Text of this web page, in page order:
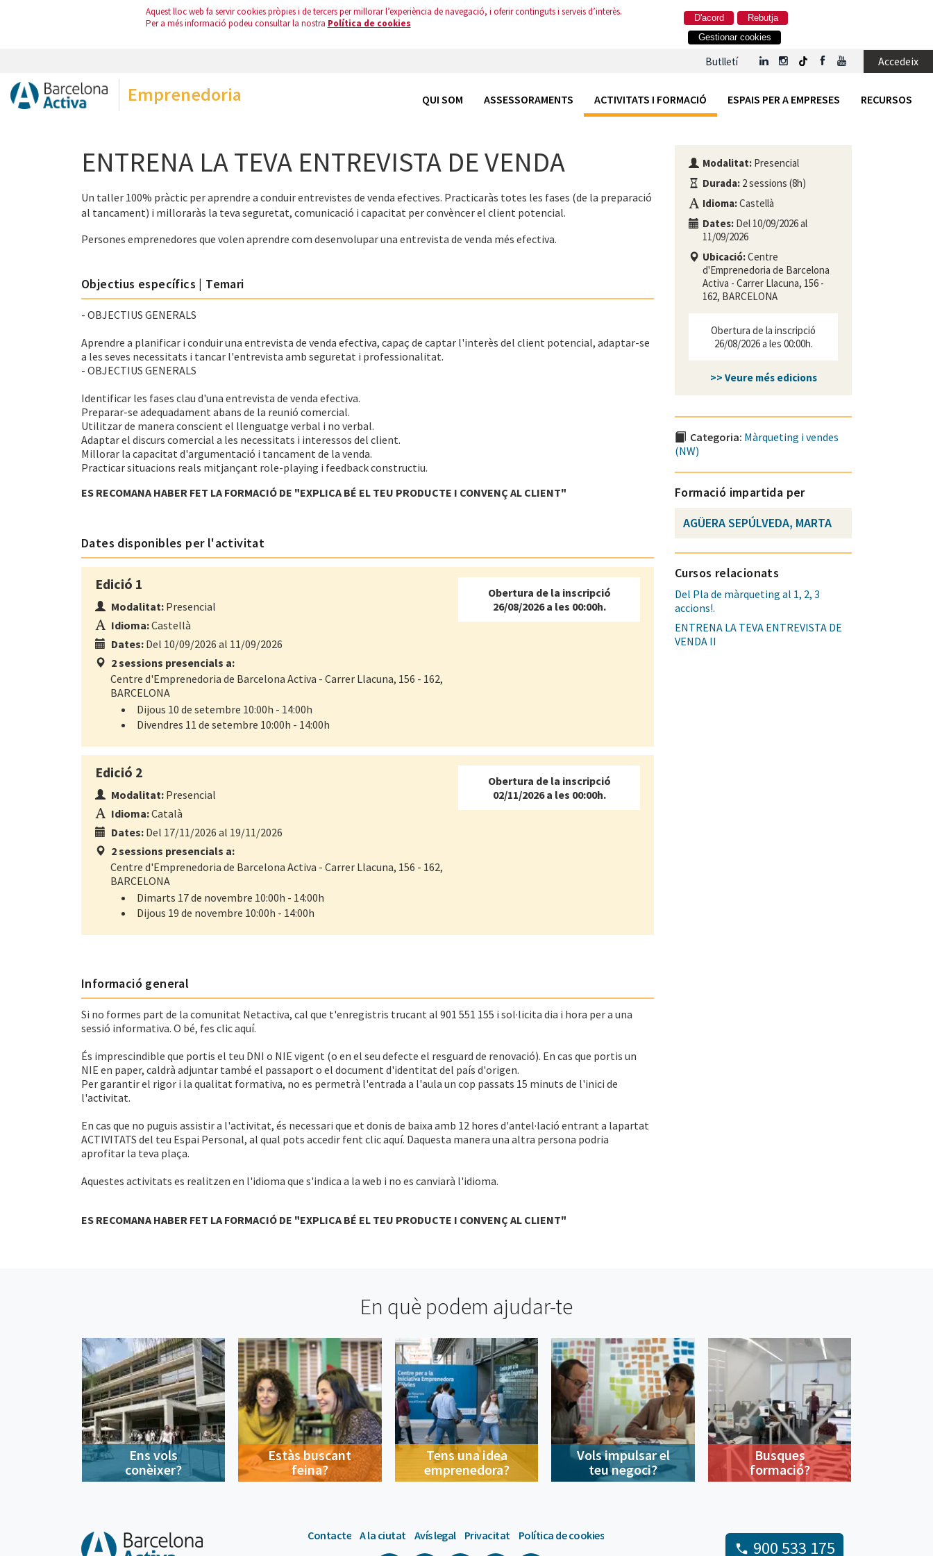
Aquest lloc web fa servir cookies pròpies i de tercers per millorar l’experiència de navegació, i oferir continguts i serveis d’interès.
Per a més informació podeu consultar la nostra Política de cookies Rebutja
D'acord
Gestionar cookies
Butlletí Accedeix
Emprenedoria QUI SOM ASSESSORAMENTS ACTIVITATS I FORMACIÓ ESPAIS PER A EMPRESES RECURSOS
ENTRENA LA TEVA ENTREVISTA DE VENDA
Un taller 100% pràctic per aprendre a conduir entrevistes de venda efectives. Practicaràs totes les fases (de la preparació
al tancament) i milloraràs la teva seguretat, comunicació i capacitat per convèncer el client potencial.
Persones emprenedores que volen aprendre com desenvolupar una entrevista de venda més efectiva.
Objectius específics | Temari
- OBJECTIUS GENERALS
Aprendre a planificar i conduir una entrevista de venda efectiva, capaç de captar l'interès del client potencial, adaptar-se
a les seves necessitats i tancar l'entrevista amb seguretat i professionalitat.
- OBJECTIUS GENERALS
Identificar les fases clau d'una entrevista de venda efectiva.
Preparar-se adequadament abans de la reunió comercial.
Utilitzar de manera conscient el llenguatge verbal i no verbal.
Adaptar el discurs comercial a les necessitats i interessos del client.
Millorar la capacitat d'argumentació i tancament de la venda.
Practicar situacions reals mitjançant role-playing i feedback constructiu.
ES RECOMANA HABER FET LA FORMACIÓ DE "EXPLICA BÉ EL TEU PRODUCTE I CONVENÇ AL CLIENT"
Dates disponibles per l'activitat
Edició 1
Modalitat: Presencial
Idioma:Castellà
Dates: Del 10/09/2026 al 11/09/2026
2 sessions presencials a:
Centre d'Emprenedoria de Barcelona Activa - Carrer Llacuna, 156 - 162,
BARCELONA
Dijous 10 de setembre 10:00h - 14:00h
Divendres 11 de setembre 10:00h - 14:00h
Obertura de la inscripció
26/08/2026 a les 00:00h.
Edició 2
Modalitat: Presencial
Idioma:Català
Dates: Del 17/11/2026 al 19/11/2026
2 sessions presencials a:
Centre d'Emprenedoria de Barcelona Activa - Carrer Llacuna, 156 - 162,
BARCELONA
Dimarts 17 de novembre 10:00h - 14:00h
Dijous 19 de novembre 10:00h - 14:00h
Obertura de la inscripció
02/11/2026 a les 00:00h.
Informació general
Si no formes part de la comunitat Netactiva, cal que t'enregistris trucant al 901 551 155 i sol·licita dia i hora per a una
sessió informativa. O bé, fes clic aquí.
És imprescindible que portis el teu DNI o NIE vigent (o en el seu defecte el resguard de renovació). En cas que portis un
NIE en paper, caldrà adjuntar també el passaport o el document d'identitat del país d'origen.
Per garantir el rigor i la qualitat formativa, no es permetrà l'entrada a l'aula un cop passats 15 minuts de l'inici de
l'activitat.
En cas que no puguis assistir a l'activitat, és necessari que et donis de baixa amb 12 hores d'antel·lació entrant a lapartat
ACTIVITATS del teu Espai Personal, al qual pots accedir fent clic aquí. Daquesta manera una altra persona podria
aprofitar la teva plaça.
Aquestes activitats es realitzen en l'idioma que s'indica a la web i no es canviarà l'idioma.
ES RECOMANA HABER FET LA FORMACIÓ DE "EXPLICA BÉ EL TEU PRODUCTE I CONVENÇ AL CLIENT"
Modalitat: Presencial
Durada: 2 sessions (8h)
Idioma:Castellà
Dates: Del 10/09/2026 al
11/09/2026
Ubicació:Centre
d'Emprenedoria de Barcelona
Activa - Carrer Llacuna, 156 -
162, BARCELONA
Obertura de la inscripció
26/08/2026 a les 00:00h.
>> Veure més edicions
Categoria: Màrqueting i vendes
(NW)
Formació impartida per
AGÜERA SEPÚLVEDA, MARTA
Cursos relacionats
Del Pla de màrqueting al 1, 2, 3
accions!.
ENTRENA LA TEVA ENTREVISTA DE
VENDA II
En què podem ajudar-te
Ens vols
conèixer?
Estàs buscant
feina?
Tens una idea
emprenedora?
Vols impulsar el
teu negoci?
Busques
formació?
Contacte A la ciutat Avís legal Privacitat Política de cookies
900 533 175